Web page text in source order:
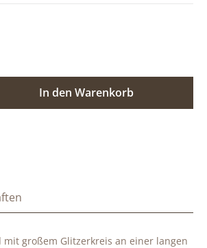
gewünschten Wert
In den Warenkorb
großem Glitzerkreis an einer langen